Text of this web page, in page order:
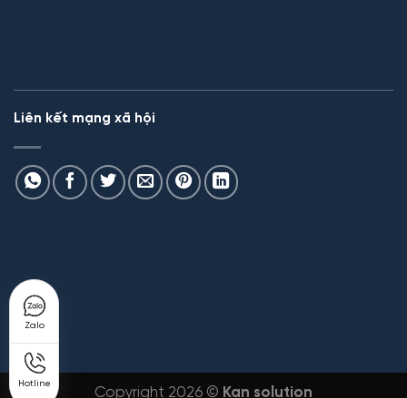
Zalo
Hotline
Liên kết mạng xã hội
Copyright 2026 © Kan solution